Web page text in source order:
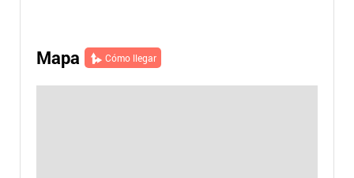
Mapa Cómo llegar